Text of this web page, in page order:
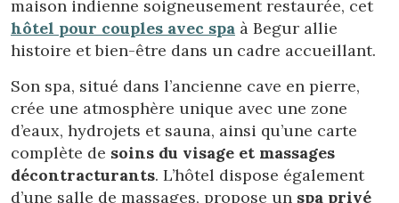
maison indienne soigneusement restaurée, cet
hôtel pour couples avec spa à Begur allie
histoire et bien-être dans un cadre accueillant.
Son spa, situé dans l’ancienne cave en pierre,
crée une atmosphère unique avec une zone
d’eaux, hydrojets et sauna, ainsi qu’une carte
complète de soins du visage et massages
décontracturants. L’hôtel dispose également
d’une salle de massages, propose un spa privé